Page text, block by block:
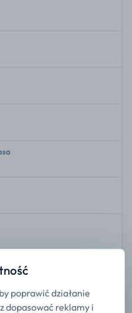
poprawić działanie
dopasować reklamy i